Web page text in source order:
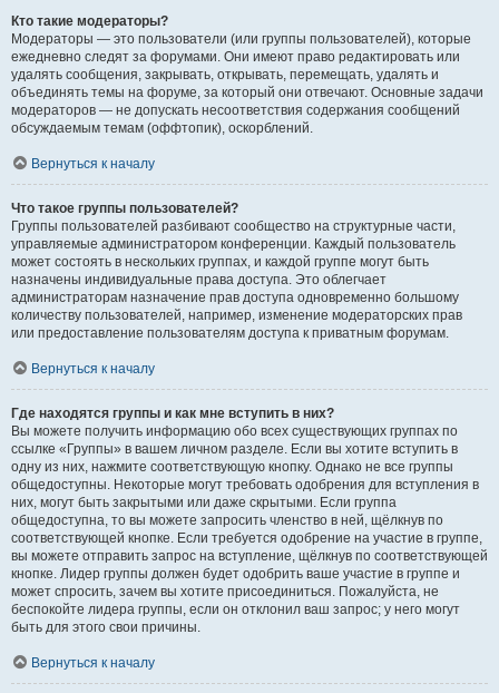
Кто такие модераторы?
Модераторы — это пользователи (или группы пользователей), которые
ежедневно следят за форумами. Они имеют право редактировать или
удалять сообщения, закрывать, открывать, перемещать, удалять и
объединять темы на форуме, за который они отвечают. Основные задачи
модераторов — не допускать несоответствия содержания сообщений
обсуждаемым темам (оффтопик), оскорблений.
Вернуться к началу
Что такое группы пользователей?
Группы пользователей разбивают сообщество на структурные части,
управляемые администратором конференции. Каждый пользователь
может состоять в нескольких группах, и каждой группе могут быть
назначены индивидуальные права доступа. Это облегчает
администраторам назначение прав доступа одновременно большому
количеству пользователей, например, изменение модераторских прав
или предоставление пользователям доступа к приватным форумам.
Вернуться к началу
Где находятся группы и как мне вступить в них?
Вы можете получить информацию обо всех существующих группах по
ссылке «Группы» в вашем личном разделе. Если вы хотите вступить в
одну из них, нажмите соответствующую кнопку. Однако не все группы
общедоступны. Некоторые могут требовать одобрения для вступления в
них, могут быть закрытыми или даже скрытыми. Если группа
общедоступна, то вы можете запросить членство в ней, щёлкнув по
соответствующей кнопке. Если требуется одобрение на участие в группе,
вы можете отправить запрос на вступление, щёлкнув по соответствующей
кнопке. Лидер группы должен будет одобрить ваше участие в группе и
может спросить, зачем вы хотите присоединиться. Пожалуйста, не
беспокойте лидера группы, если он отклонил ваш запрос; у него могут
быть для этого свои причины.
Вернуться к началу